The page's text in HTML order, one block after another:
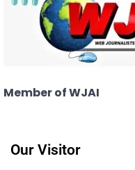
Member of WJAI
Our Visitor